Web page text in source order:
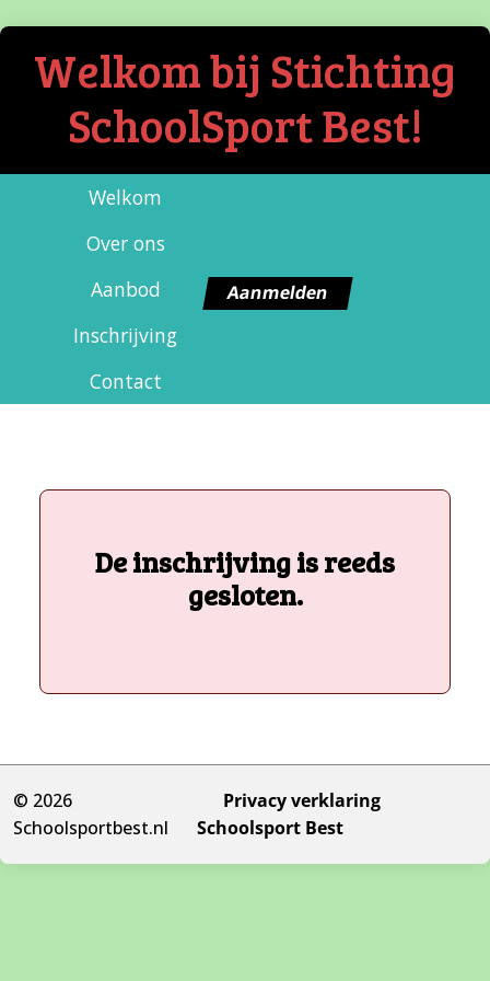
Welkom bij Stichting
SchoolSport Best!
Welkom
Over ons
Aanbod
Inschrijving
Contact
Aanmelden
De inschrijving is reeds
gesloten.
© 2026
Schoolsportbest.nl
Privacy verklaring
Schoolsport Best